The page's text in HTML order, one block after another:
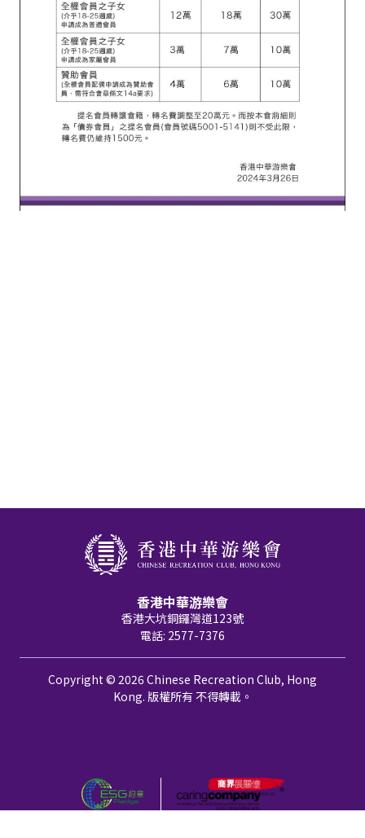
香港中華游樂會
香港大坑銅鑼灣道123號
電話: 2577-7376
Copyright © 2026 Chinese Recreation Club, Hong
Kong. 版權所有 不得轉載。